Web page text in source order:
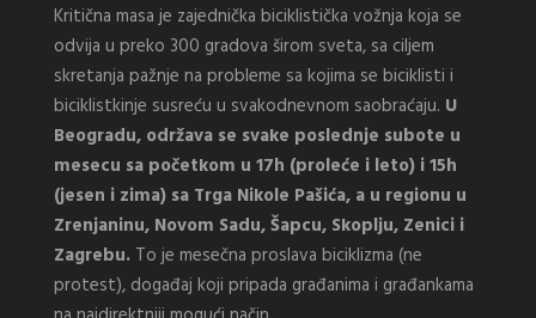
Kritična masa je zajednička biciklistička vožnja koja se
odvija u preko 300 gradova širom sveta, sa ciljem
skretanja pažnje na probleme sa kojima se biciklisti i
biciklistkinje susreću u svakodnevnom saobraćaju. U
Beogradu, održava se svake poslednje subote u
mesecu sa početkom u 17h (proleće i leto) i 15h
(jesen i zima) sa Trga Nikole Pašića, a u regionu u
Zrenjaninu, Novom Sadu, Šapcu, Skoplju, Zenici i
Zagrebu. To je mesečna proslava biciklizma (ne
protest), događaj koji pripada građanima i građankama